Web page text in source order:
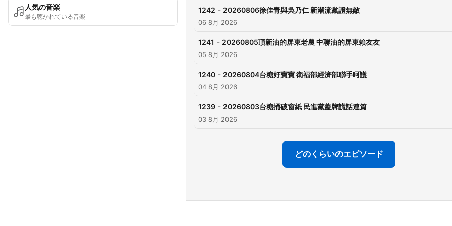
人気の音楽
最も聴かれている音楽
https://reurl.cc/xGNoNZ
1242 - 20260806徐佳青與吳乃仁 新潮流黨證無敵
06 8月 2026
1241 - 20260805頂新油的屏東老農 中聯油的屏東賴友友
05 8月 2026
1240 - 20260804台糖好寶寶 衛福部經濟部聯手呵護
04 8月 2026
1239 - 20260803台糖捅破窗紙 民進黨蓋牌謊話連篇
03 8月 2026
どのくらいのエピソード